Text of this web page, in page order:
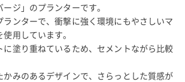
ジ」のプランターです。
ランターで、衝撃に強く環境にもやさしいマ
用しています。
に塗り重ねているため、セメントながら比較
かみのあるデザインで、さらっとした質感が